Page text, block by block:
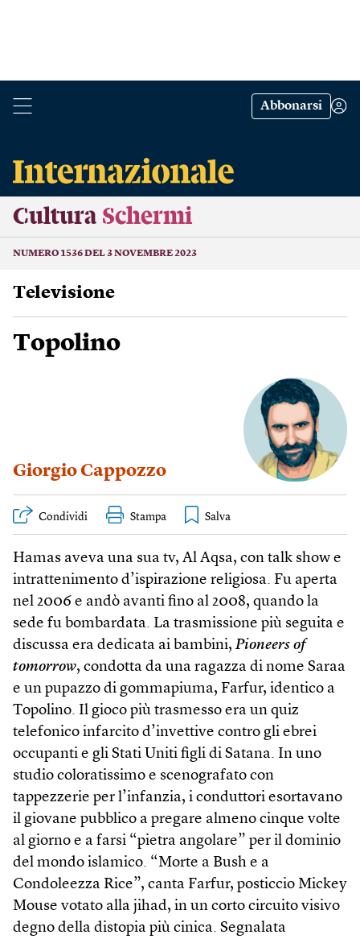
Abbonarsi
Cultura Schermi
NUMERO 1536 DEL 3 NOVEMBRE 2023
Televisione
Topolino
Giorgio Cappozzo
Condividi Stampa
Hamas aveva una sua tv, Al Aqsa, con talk show e
intrattenimento d’ispirazione religiosa. Fu aperta
nel 2006 e andò avanti fino al 2008, quando la
sede fu bombardata. La trasmissione più seguita e
discussa era dedicata ai bambini, Pioneers of
tomorrow, condotta da una ragazza di nome Saraa
e un pupazzo di gommapiuma, Farfur, identico a
Topolino. Il gioco più trasmesso era un quiz
telefonico infarcito d’invettive contro gli ebrei
occupanti e gli Stati Uniti figli di Satana. In uno
studio coloratissimo e scenografato con
tappezzerie per l’infanzia, i conduttori esortavano
il giovane pubblico a pregare almeno cinque volte
al giorno e a farsi “pietra angolare” per il dominio
del mondo islamico. “Morte a Bush e a
Condoleezza Rice”, canta Farfur, posticcio Mickey
Mouse votato alla jihad, in un corto circuito visivo
degno della distopia più cinica. Segnalata